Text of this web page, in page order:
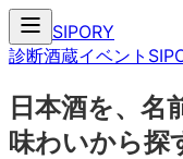
SIPORY
診断酒蔵イベント
日本酒を、名
味わいから探